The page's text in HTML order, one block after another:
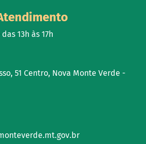
13h às 17h
51 Centro, Nova Monte Verde -